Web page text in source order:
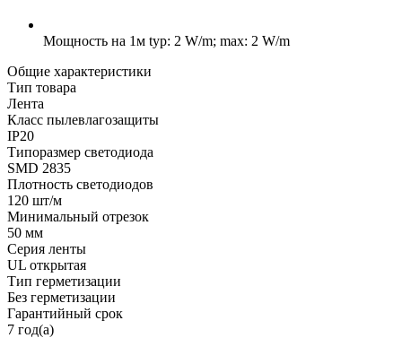
Мощность на 1м typ: 2 W/m; max: 2 W/m
Общие характеристики
Тип товара
Лента
Класс пылевлагозащиты
IP20
Типоразмер светодиода
SMD 2835
Плотность светодиодов
120 шт/м
Минимальный отрезок
50 мм
Серия ленты
UL открытая
Тип герметизации
Без герметизации
Гарантийный срок
7 год(а)